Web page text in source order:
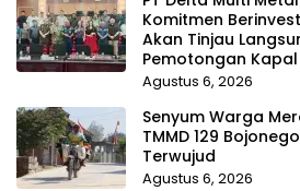
Komitmen
Akan Tinjau
Pemotongan Kapal
Agustus 6, 2026
Senyum Warga
TMMD 129
Terwujud
Agustus 6, 2026